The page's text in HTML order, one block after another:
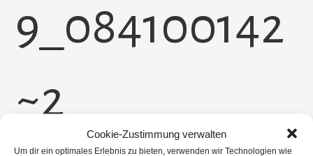
Cookie-Zustimmung verwalten
Um dir ein optimales Erlebnis zu bieten, verwenden wir Technologien wie
9_084100142
~2
PXL_20241129_084100142~2